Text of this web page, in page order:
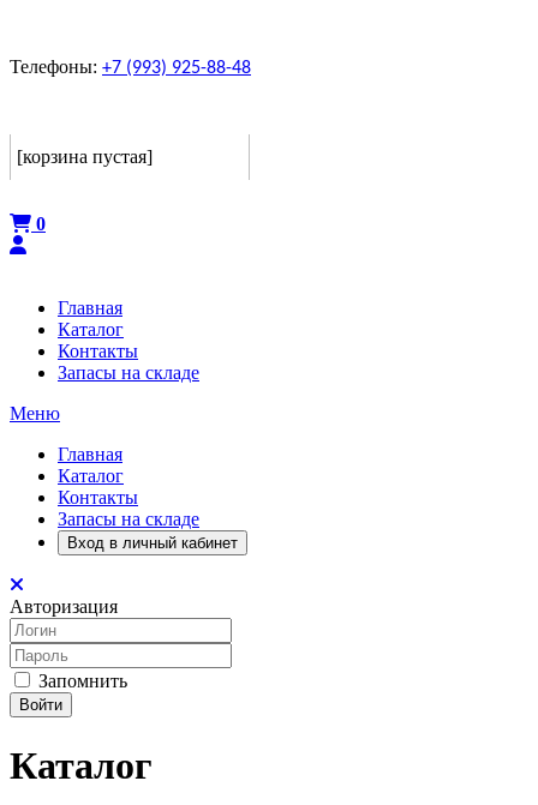
Телефоны: +7 (993) 925-88-48
[корзина пустая]
0
Главная
Каталог
Контакты
Запасы на складе
Меню
Главная
Каталог
Контакты
Запасы на складе
Вход в личный кабинет
Авторизация
Запомнить
Войти
Каталог